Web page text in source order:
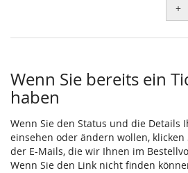
+
Wenn Sie bereits ein
haben
Wenn Sie den Status und die Details
einsehen oder ändern wollen,
der E-Mails, die wir Ihnen im
Wenn Sie den Link nicht finden